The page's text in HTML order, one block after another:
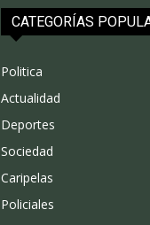
CATEGORÍAS
Politica
Actualidad
Deportes
Sociedad
Caripelas
Policiales